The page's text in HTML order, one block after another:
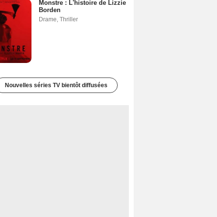
Monstre : L'histoire de Lizzie
Borden
Drame Thriller
Nouvelles séries TV bientôt diffusées